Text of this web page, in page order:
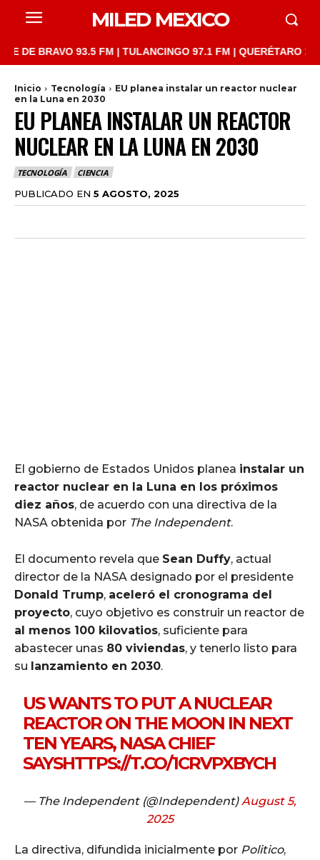
MILED MEXICO
93.5 FM | TULANCINGO 97.1 FM | QUERÉTARO 103.1
Inicio Tecnología
EU planea instalar un reactor nuclear
en la Luna en 2030
EU PLANEA INSTALAR UN REACTOR
NUCLEAR EN LA LUNA EN 2030
TECNOLOGÍA CIENCIA
PUBLICADO EN 5 AGOSTO, 2025
El gobierno de Estados Unidos planea instalar un
reactor nuclear en la Luna en los próximos
diez años, de acuerdo con una directiva de la
NASA obtenida por The Independent.
El documento revela que Sean Duffy, actual
director de la NASA designado por el presidente
Donald Trump, aceleró el cronograma del
proyecto, cuyo objetivo es construir un reactor de
al menos 100 kilovatios, suficiente para
abastecer unas 80 viviendas, y tenerlo listo para
su lanzamiento en 2030.
US WANTS TO PUT A NUCLEAR
REACTOR ON THE MOON IN NEXT
TEN YEARS, NASA CHIEF
SAYSHTTPS://T.CO/1CRVPXBYCH
— The Independent (@Independent)August 5,
2025
La directiva, difundida inicialmente por Politico,